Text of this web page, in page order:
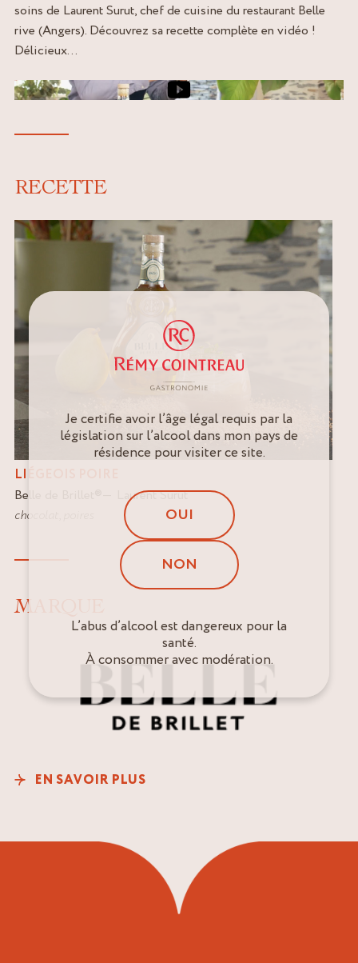
RECETTE
LIÉGEOIS POIRE
Belle de Brillet
Laurent Surut
chocolat
MARQUE
EN SAVOIR PLUS
soins de Laurent Surut, chef de cuisine du restaurant Belle
rive (Angers). Découvrez sa recette complète en vidéo !
Délicieux…
Image de couverture de la vidéo
Je certifie avoir l’âge légal requis par la
législation sur l’alcool dans mon pays de
résidence pour visiter ce site.
OUI
NON
L’abus d’alcool est dangereux pour la
santé.
À consommer avec modération.